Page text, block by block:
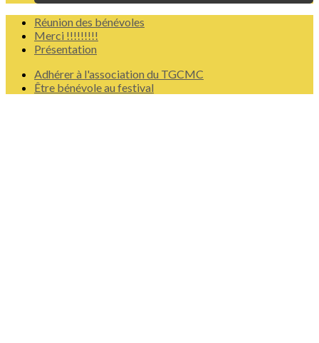
Réunion des bénévoles
Merci !!!!!!!!!
Présentation
Adhérer à l'association du TGCMC
Être bénévole au festival